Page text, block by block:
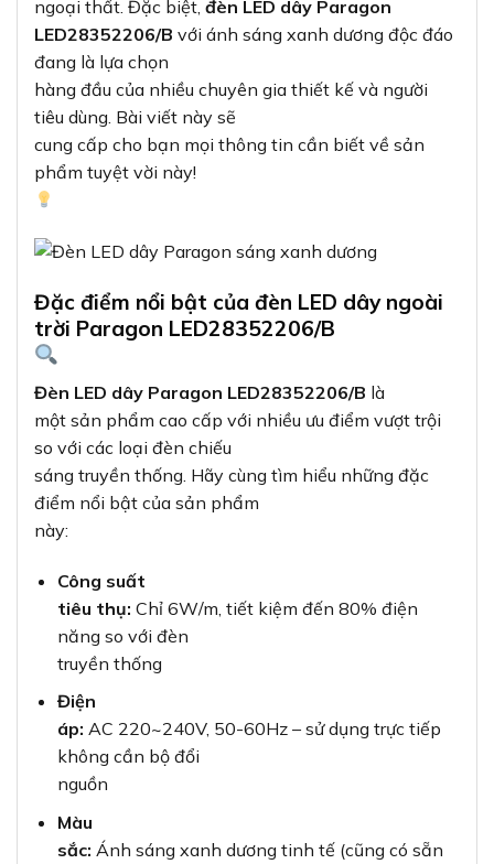
ngoại thất. Đặc biệt, đèn LED dây Paragon
LED28352206/B với ánh sáng xanh dương độc đáo
đang là lựa chọn
hàng đầu của nhiều chuyên gia thiết kế và người
tiêu dùng. Bài viết này sẽ
cung cấp cho bạn mọi thông tin cần biết về sản
phẩm tuyệt vời này!
Đặc điểm nổi bật của đèn LED dây ngoài
trời Paragon LED28352206/B
Đèn LED dây Paragon LED28352206/B là
một sản phẩm cao cấp với nhiều ưu điểm vượt trội
so với các loại đèn chiếu
sáng truyền thống. Hãy cùng tìm hiểu những đặc
điểm nổi bật của sản phẩm
này:
Công suất
tiêu thụ: Chỉ 6W/m, tiết kiệm đến 80% điện
năng so với đèn
truyền thống
Điện
áp: AC 220~240V, 50-60Hz – sử dụng trực tiếp
không cần bộ đổi
nguồn
Màu
sắc: Ánh sáng xanh dương tinh tế (cũng có sẵn